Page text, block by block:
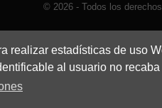
realizar estadísticas de uso
al usuario no
© 2026 - Todos los